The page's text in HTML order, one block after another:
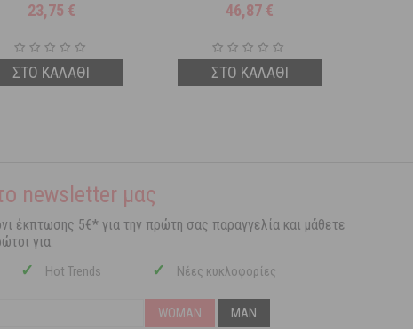
23,75 €
ΣΤΟ ΚΑΛΑΘΙ
46,87 €
ΣΤΟ ΚΑΛΑΘΙ
newsletter μας
έκπτωσης 5€* για την πρώτη σας παραγγελία και μάθετε
για:
✓ Hot Trends ✓ Νέες κυκλοφορίες
WOMAN MAN